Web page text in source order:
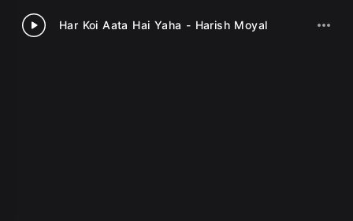
5 Har Koi Aata Hai Yaha - Harish Moyal